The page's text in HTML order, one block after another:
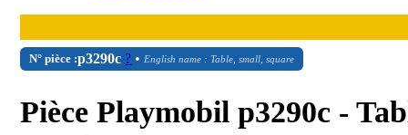
N° pièce :p3290c ? •English name : Table, small, square
Pièce Playmobil p3290c -